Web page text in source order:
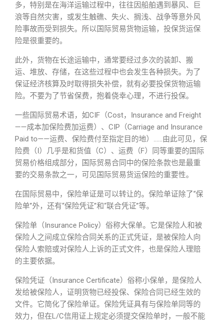
多，特别是在海洋运输过程中，往往因船舶遇到暴风、巨
浪等自然灾害，或发生触礁、失火、搁浅、战争等意外风
险事故而受到损失。所以国际贸易货物运输，投保货运保
险是很重要的。
此外，货物在长途运输中，通常要经过多次的装卸、搬
运、堆放、存储，在这些过程中也会发生各种损失。为了
保证经济核算及时取得损失补偿，就有必要投保货物运输
险。不要为了节省保费，抱着侥幸心理，不进行投保。
一些国际贸易术语，如CIF（Cost，Insurance and Freight
——成本加保险费加运费）、CIP（Carriage and Insurance
Paid to——运费、保险费付至指定目的地）……由此可见，保
险费（I）几乎是和货值（C）、运费（F）同等重要的国际
贸易价格组成部分，国际贸易合同中的保险条款也是最重
要的交易条款之一，可见国际贸易货运保险的重要性。
在国际贸易中，保险单证是可以转让的。保险单证除了“保
险单”外，还有“保险凭证”和“联合凭证”等。
保险单（Insurance Policy）俗称大保单。它是保险人和被
保险人之间成立保险合同关系的正式凭证，是被保险人向
保险人索赔或对保险人上诉的正式文件，也是保险人理赔
的主要依据。
保险凭证（Insurance Certificate）俗称小保单，是保险人
发给被保险人，证明货物已经投保、保险合同已经生效的
文件。它简化了保险单证。保险凭证具有与保险单同等的
效力，但在L/C信用证上规定必须提交保险单时，一般不能